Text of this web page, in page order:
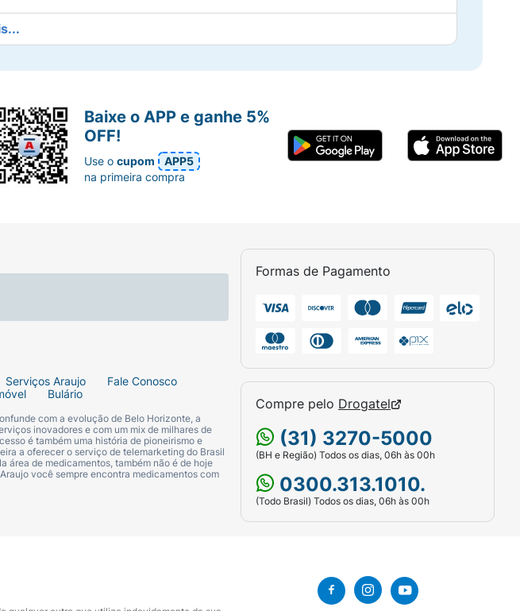
100% Puro nos locais desejados conforme necessidade.
o uso. Evitar contato com os olhos. Uso externo. Por se tratar de
Serviços Araujo
Fale Conosco
Bulário
com a evolução de Belo Horizonte, a
inovadores e com um mix de milhares de
é também uma história de pioneirismo e
a oferecer o serviço de telemarketing do Brasil
área de medicamentos, também não é de hoje
você sempre encontra medicamentos com
Formas de Pagamento
Compre pelo Drogatel
(31) 3270-5000
(BH e Região) Todos os dias, 06h às 00h
0300.313.1010.
(Todo Brasil) Todos os dias, 06h às 00h
Baixe o APP e ganhe 5%
OFF!
Use ocupom
APP5
na primeira compra